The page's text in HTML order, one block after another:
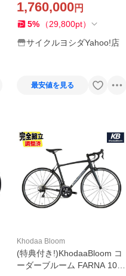
1 TEAM（2x12s）ロードバ
イク 限定
1,760,000円
5% （29,800pt）
サイクルヨシダYahoo!店
最安値を見る
Khodaa Bloom
(特典付き!)KhodaaBloom コ
ーダーブルーム FARNA 105